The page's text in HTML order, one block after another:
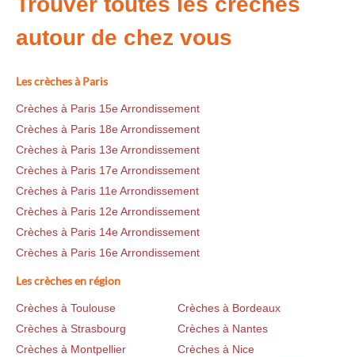
autour de chez vous
Les crèches à Paris
Crèches à Paris 15e Arrondissement
Crèches à Paris 18e Arrondissement
Crèches à Paris 13e Arrondissement
Crèches à Paris 17e Arrondissement
Crèches à Paris 11e Arrondissement
Crèches à Paris 12e Arrondissement
Crèches à Paris 14e Arrondissement
Crèches à Paris 16e Arrondissement
Les crèches en région
Crèches à Toulouse
Crèches à Bordeaux
Crèches à Strasbourg
Crèches à Nantes
Crèches à Montpellier
Crèches à Nice